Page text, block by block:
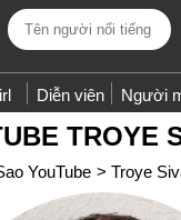
Diễn viên Người
TROYE
YouTube > Troye